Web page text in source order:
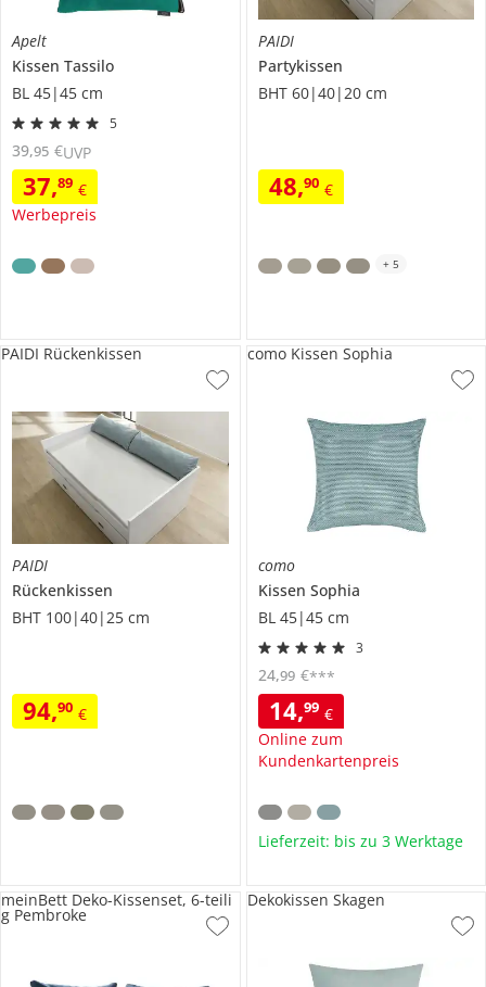
Apelt
Kissen Tassilo
BL 45|45 cm
5
37,89 €
Werbepreis
39,95 €UVP
PAIDI
Partykissen
BHT 60|40|20 cm
48,90 €
+ 5
PAIDI
Rückenkissen
BHT 100|40|25 cm
94,90 €
PAIDI Rückenkissen
como
Kissen Sophia
BL 45|45 cm
3
14,99 €
Online zum
Kundenkartenpreis
24,99 €***
como Kissen Sophia
Lieferzeit: bis zu 3 Werktage
meinBett Deko-Kissenset, 6-teili
g Pembroke
Dekokissen Skagen